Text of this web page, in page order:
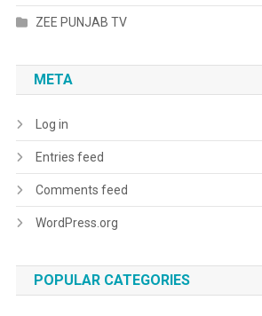
ZEE PUNJAB TV
META
Log in
Entries feed
Comments feed
WordPress.org
POPULAR CATEGORIES